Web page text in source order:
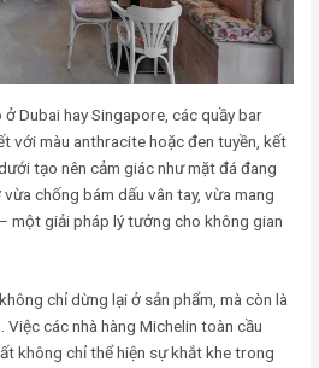
Dubai hay Singapore, các quầy bar
với màu anthracite hoặc đen tuyền, kết
tạo nên cảm giác như mặt đá đang
chống bám dấu vân tay, vừa mang
một giải pháp lý tưởng cho không gian
chỉ dừng lại ở sản phẩm, mà còn là
các nhà hàng Michelin toàn cầu
không chỉ thể hiện sự khắt khe trong